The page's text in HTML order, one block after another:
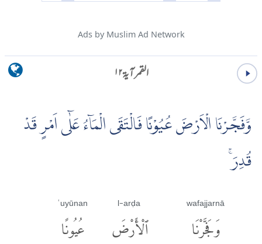
Ads by Muslim Ad Network
القمر آية ۱۲
وَّفَجَّرْنَا الْاَرْضَ عُيُوْنًا فَالْتَقَى الْمَاۤءُ عَلٰۤى اَمْرٍ قَدْ
قُدِرَۚ
wafajjarnā
وَفَجَّرْنَا
l-arḍa
ٱلْأَرْضَ
ʿuyūnan
عُيُونًا